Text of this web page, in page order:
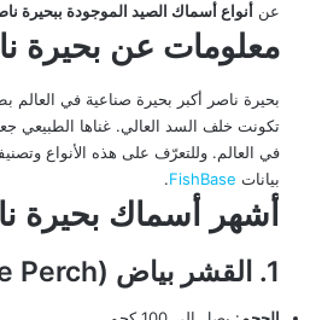
عن أنواع أسماك الصيد الموجودة ببحيرة
معلومات عن بحيرة
تكونت خلف السد العالي. غناها الطبيعي
في العالم. وللتعرّف على هذه الأنواع
بيانات FishBase
.
أشهر أسماك بحيرة
1. القشر بياض (Nile Perch)